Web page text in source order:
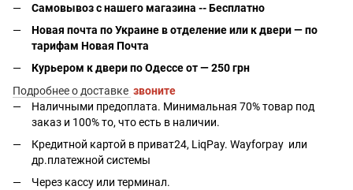
Самовывоз с нашего магазина -- Бесплатно
Новая почта по Украине в отделение или к двери — по
тарифам Новая Почта
Курьером к двери по Одессе от — 250 грн
Подробнее о доставке звоните
Наличными предоплата. Минимальная 70% товар под
заказ и 100% то, что есть в наличии.
Кредитной картой в приват24, LiqPay. Wayforpay или
др.платежной системы
Через кассу или терминал.